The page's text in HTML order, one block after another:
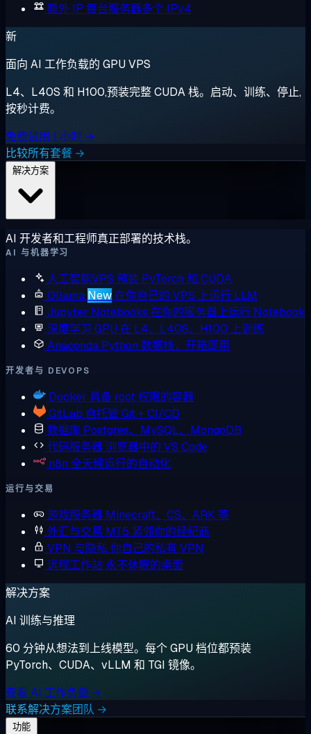
额外 IP 每台服务器多个 IPv4
新
面向 AI 工作负载的 GPU VPS
L4、L40S 和 H100,预装完整 CUDA 栈。启动、训练、停止,
按秒计费。
免费试用 1 小时 →
比较所有套餐 →
AI 开发者和工程师真正部署的技术栈。
AI 与机器学习
人工智能VPS 预装 PyTorch 和 CUDA
Ollama New在你自己的 VPS 上运行 LLM
Jupyter Notebooks 在你的服务器上运行 Notebook
深度学习 GPU 在 L4、L40S、H100 上训练
Anaconda Python 数据栈，开箱即用
开发者与 DEVOPS
Docker 具备 root 权限的容器
GitLab 自托管 Git + CI/CD
数据库 Postgres、MySQL、MongoDB
代码服务器 浏览器中的 VS Code
n8n 全天候运行的自动化
运行与交易
游戏服务器 Minecraft、CS、ARK 等
外汇与交易 MT5 紧邻你的经纪商
VPN 与隐私 你自己的私有 VPN
远程工作站 永不休眠的桌面
解决方案
AI 训练与推理
60 分钟从想法到上线模型。每个 GPU 档位都预装
PyTorch、CUDA、vLLM 和 TGI 镜像。
查看 AI 工作负载 →
联系解决方案团队 →